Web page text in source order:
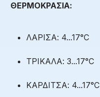
ΘΕΡΜΟΚΡΑΣΙΑ:
ΛΑΡΙΣΑ: 4...17°C
ΤΡΙΚΑΛΑ: 3...17°C
ΚΑΡΔΙΤΣΑ: 4...17°C